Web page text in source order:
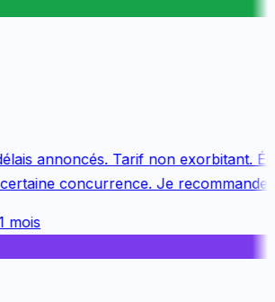
annoncés. Tarif non exorbitant.
concurrence. Je recommande